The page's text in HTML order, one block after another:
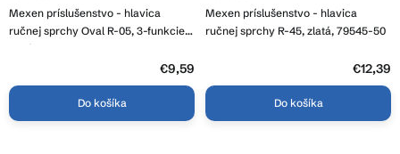
Mexen príslušenstvo - hlavica
ručnej sprchy Oval R-05, 3-funkcie,
zlatá, 79505-50
€9,59
Do košíka
Mexen príslušenstvo - hlavica
ručnej sprchy R-45, zlatá, 79545-50
€12,39
Do košíka